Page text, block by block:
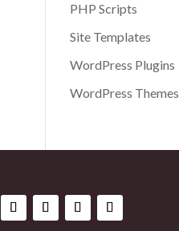
PHP Scripts
Site Templates
WordPress Plugins
WordPress Themes